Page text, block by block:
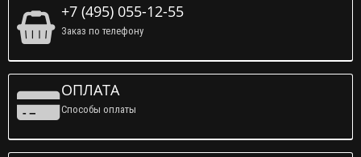
+7 (495) 055-12-55
Заказ по телефону
ОПЛАТА
Способы оплаты